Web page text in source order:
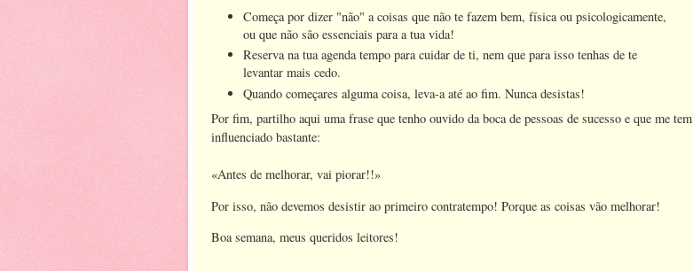
Começa por dizer "não" a coisas que não te fazem bem, física ou psicologicamente,
ou que não são essenciais para a tua vida!
Reserva na tua agenda tempo para cuidar de ti, nem que para isso tenhas de te
levantar mais cedo.
Quando começares alguma coisa, leva-a até ao fim. Nunca desistas!
Por fim, partilho aqui uma frase que tenho ouvido da boca de pessoas de sucesso e que me tem
influenciado bastante:
«Antes de melhorar, vai piorar!!»
Por isso, não devemos desistir ao primeiro contratempo! Porque as coisas vão melhorar!
Boa semana, meus queridos leitores!